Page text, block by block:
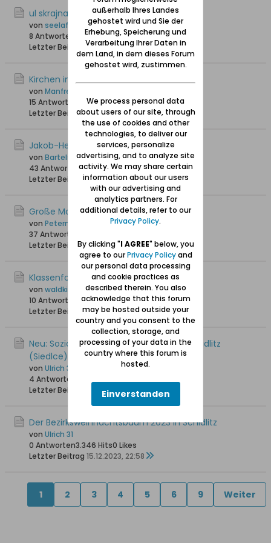
ul skrajna
von seelaff
8 Antworten
5.627 Hits0 Likes
Letzter Beitrag
02.09.2025, 15:09
Kirchen in Schidlitz
von Manfrederik
15 Antworten
11.225 Hits0 Likes
Letzter Beitrag25.01.2025, 13:11
Jakob-Hegge-Kapelle Schidlitz
von Bartels
43 Antworten58.118 Hits0 Likes
Letzter Beitrag30.12.2024, 15:36
Große Molde
von Petermann
37 Antworten
Letzter Beitrag 01.08.2024, 11:59
Klassenfoto Jahrgang 1930
von waldkind
10 Antworten
4.962 Hits0 Likes
Letzter Beitrag19.06.2024, 15:39
Neu: Soziales Café "Caffe Aktywni" in Schidlitz
(Siedlce)
von Ulrich 31
4 Antworten
Letzter Beitrag
21.12.2023, 23:57
Der Bezirksweihnachtsbaum 2023 in Schidlitz
von Ulrich 31
0 Antworten3.346 Hits0 Likes
Letzter Beitrag 15.12.2023, 22:58
1 2 3 4 5 6 9 Weiter
außerhalb Ihres Landes
gehostet wird und Sie der
Erhebung, Speicherung und
Verarbeitung Ihrer Daten in
dem Land, in dem dieses Forum
gehostet wird, zustimmen.
We process personal data
about users of our site, through
the use of cookies and other
technologies, to deliver our
services, personalize
advertising, and to analyze site
activity. We may share certain
information about our users
with our advertising and
analytics partners. For
additional details, refer to our
Privacy Policy.
By clicking "I AGREE" below, you
agree to ourPrivacy Policyand
our personal data processing
and cookie practices as
described therein. You also
acknowledge that this forum
may be hosted outside your
country and you consent to the
collection, storage, and
processing of your data in the
country where this forum is
hosted.
Einverstanden